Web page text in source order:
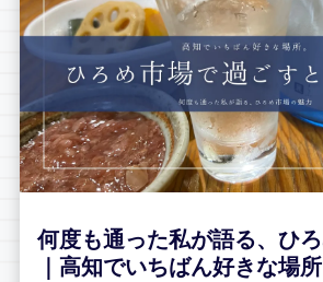
何度も通った私が語る、ひ
｜高知でいちばん好きな場所